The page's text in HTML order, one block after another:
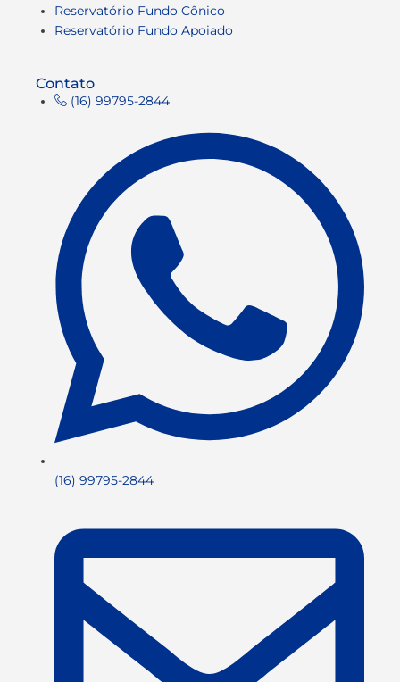
Reservatório Fundo Cônico
Reservatório Fundo Apoiado
Contato
(16) 99795-2844
(16) 99795-2844